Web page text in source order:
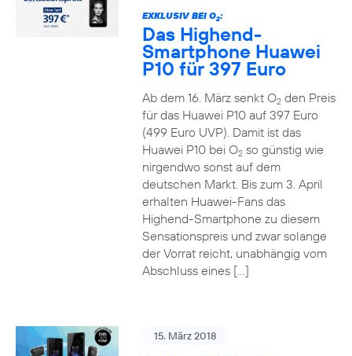
EXKLUSIV BEI O2:
Das Highend-
Smartphone Huawei
P10 für 397 Euro
Ab dem 16. März senkt O2den Preis
für das Huawei P10 auf 397 Euro
(499 Euro UVP). Damit ist das
Huawei P10 bei O2so günstig wie
nirgendwo sonst auf dem
deutschen Markt. Bis zum 3. April
erhalten Huawei-Fans das
Highend-Smartphone zu diesem
Sensationspreis und zwar solange
der Vorrat reicht, unabhängig vom
Abschluss eines […]
15. März 2018